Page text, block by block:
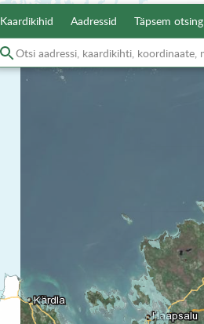
Kaardikihid Aadressid Täpsem otsing